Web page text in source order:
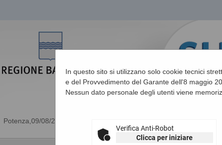
09/08/2026 12:40
Sei qui: Home»
In questo sito si utilizzano solo cookie tecnici
e del Provvedimento del Garante dell'8 maggio
Nessun dato personale degli utenti viene
Verifica Anti-Robot
Clicca per iniziare